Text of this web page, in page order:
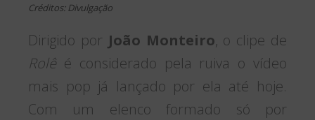
Créditos: Divulgação
Dirigido por João Monteiro, o clipe de
Rolê é considerado pela ruiva o vídeo
mais pop já lançado por ela até hoje.
Com um elenco formado só por